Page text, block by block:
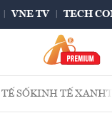
VNE TV TECH
SỐKINH TẾ XANH